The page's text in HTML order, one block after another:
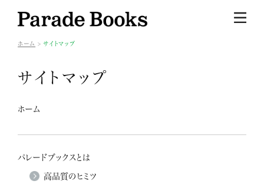
ホーム サイトマップ
サイトマップ
ホーム
パレードブックスとは
高品質のヒミツ